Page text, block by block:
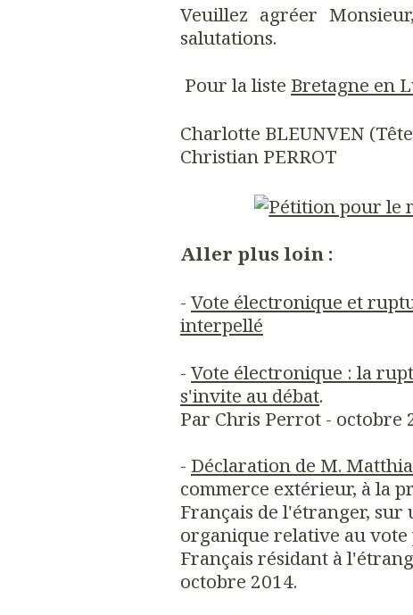
Veuillez agréer
salutations.
Pour la liste Bretagne en
Charlotte BLEUNVEN
Christian PERROT
Aller plus loin :
- Vote électronique et
interpellé
- Vote électronique : la
s'invite au débat.
Par Chris Perrot - octobre
- Déclaration de M.
commerce extérieur, à la
Français de l'étranger,
organique relative au
Français résidant à
octobre 2014.